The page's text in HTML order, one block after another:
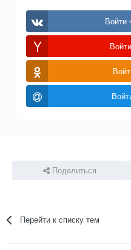
Войти
Поделиться
Перейти к списку тем